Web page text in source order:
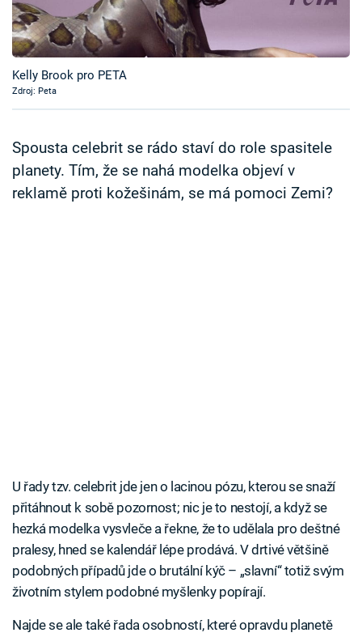
Časopis
Sledujte prima+
Sledujte nás
Kelly Brook pro PETA
Zdroj: Peta
Spousta celebrit se rádo staví do role spasitele
planety. Tím, že se nahá modelka objeví v
reklamě proti kožešinám, se má pomoci Zemi?
U řady tzv. celebrit jde jen o lacinou pózu, kterou se snaží
přitáhnout k sobě pozornost; nic je to nestojí, a když se
hezká modelka vysvleče a řekne, že to udělala pro deštné
pralesy, hned se kalendář lépe prodává. V drtivé většině
podobných případů jde o brutální kýč – „slavní“ totiž svým
životním stylem podobné myšlenky popírají.
Najde se ale také řada osobností, které opravdu planetě